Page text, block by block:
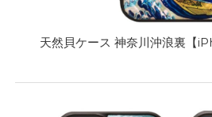
天然貝ケース 神奈川沖浪裏【